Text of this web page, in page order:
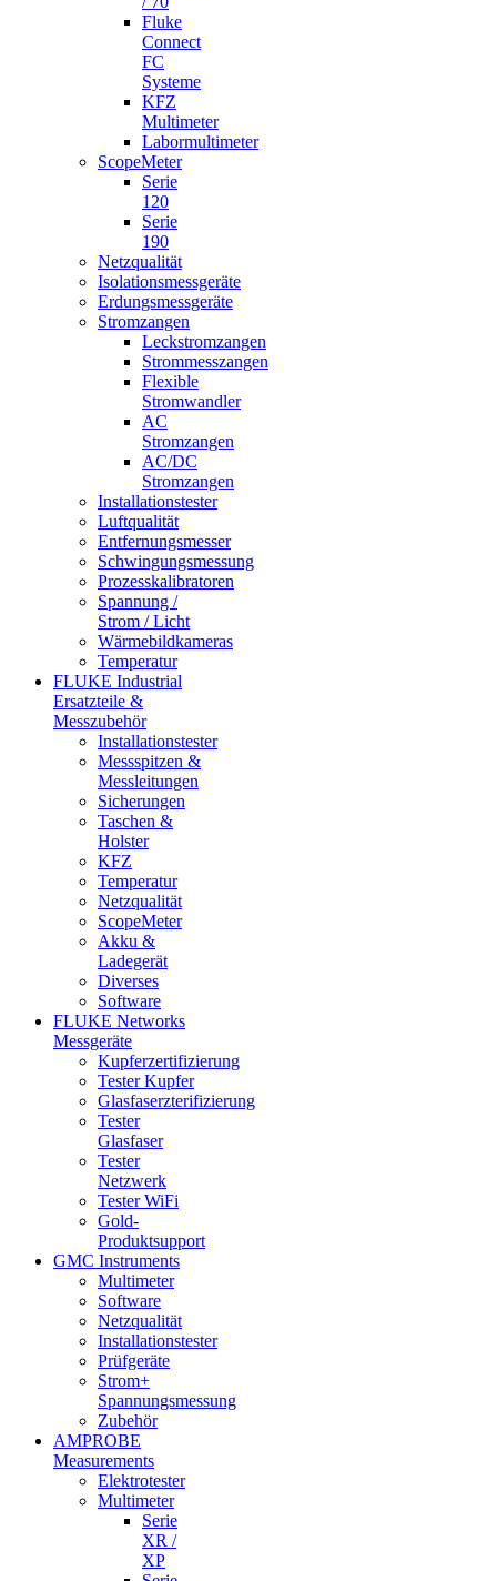
Fluke
Connect
FC
Systeme
KFZ
Multimeter
Labormultimeter
ScopeMeter
Serie
120
Serie
190
Netzqualität
Isolationsmessgeräte
Erdungsmessgeräte
Stromzangen
Leckstromzangen
Strommesszangen
Flexible
Stromwandler
AC
Stromzangen
AC/DC
Stromzangen
Installationstester
Luftqualität
Entfernungsmesser
Schwingungsmessung
Prozesskalibratoren
Spannung /
Strom / Licht
Wärmebildkameras
Temperatur
FLUKE Industrial
Ersatzteile &
Messzubehör
Installationstester
Messspitzen &
Messleitungen
Sicherungen
Taschen &
Holster
KFZ
Temperatur
Netzqualität
ScopeMeter
Akku &
Ladegerät
Diverses
Software
FLUKE Networks
Messgeräte
Kupferzertifizierung
Tester Kupfer
Glasfaserzterifizierung
Tester
Glasfaser
Tester
Netzwerk
Tester WiFi
Gold-
Produktsupport
GMC Instruments
Multimeter
Software
Netzqualität
Installationstester
Prüfgeräte
Strom+
Spannungsmessung
Zubehör
AMPROBE
Measurements
Elektrotester
Multimeter
Serie
XR /
XP